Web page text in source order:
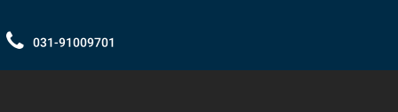
031-91009701